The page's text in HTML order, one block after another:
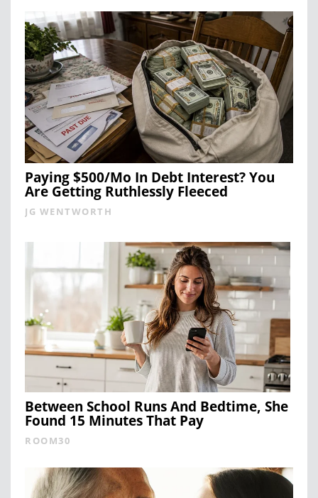
Paying $500/Mo In Debt Interest? You
Are Getting Ruthlessly Fleeced
JG WENTWORTH
Between School Runs And Bedtime, She
Found 15 Minutes That Pay
ROOM30